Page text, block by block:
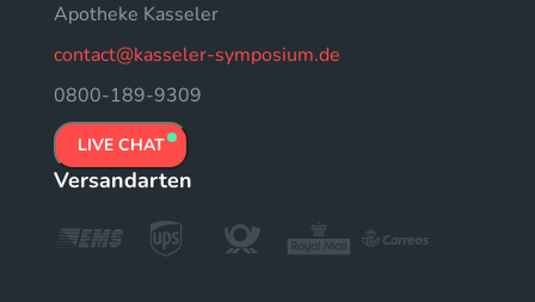
Apotheke Kasseler
contact@kasseler-symposium.de
0800-189-9309
LIVE CHAT
Versandarten